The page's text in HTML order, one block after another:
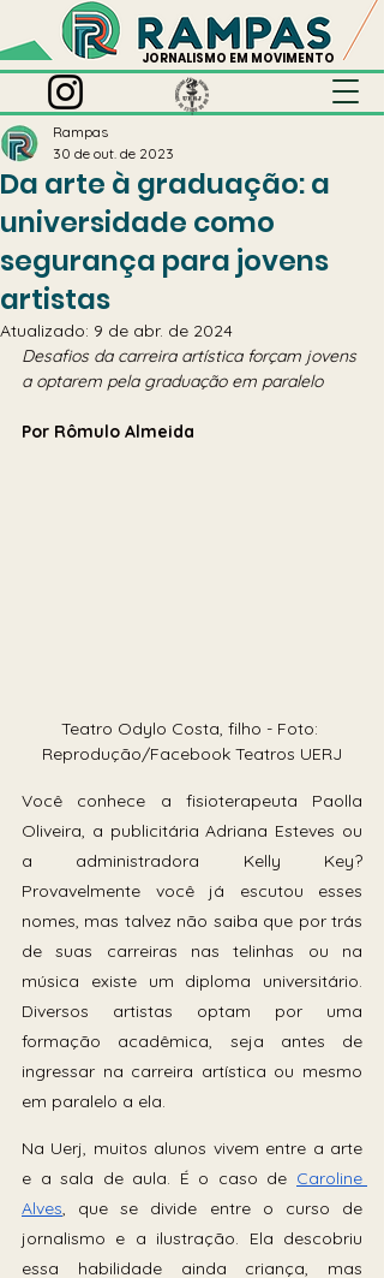
JORNALISMO EM MOVIMENTO
Da arte à graduação: a
universidade como
segurança para jovens
artistas
Rampas
30 de out. de 2023
Atualizado: 9 de abr. de 2024
Desafios da carreira artística forçam jovens
a optarem pela graduação em paralelo
Por Rômulo Almeida
Teatro Odylo Costa, filho - Foto:
Reprodução/Facebook Teatros UERJ
Você conhece a fisioterapeuta Paolla
Oliveira, a publicitária Adriana Esteves ou
a administradora Kelly Key?
Provavelmente você já escutou esses
nomes, mas talvez não saiba que por trás
de suas carreiras nas telinhas ou na
música existe um diploma universitário.
Diversos artistas optam por uma
formação acadêmica, seja antes de
ingressar na carreira artística ou mesmo
em paralelo a ela.
Na Uerj, muitos alunos vivem entre a arte
e a sala de aula. É o caso de Caroline
Alves, que se divide entre o curso de
jornalismo e a ilustração. Ela descobriu
essa habilidade ainda criança, mas